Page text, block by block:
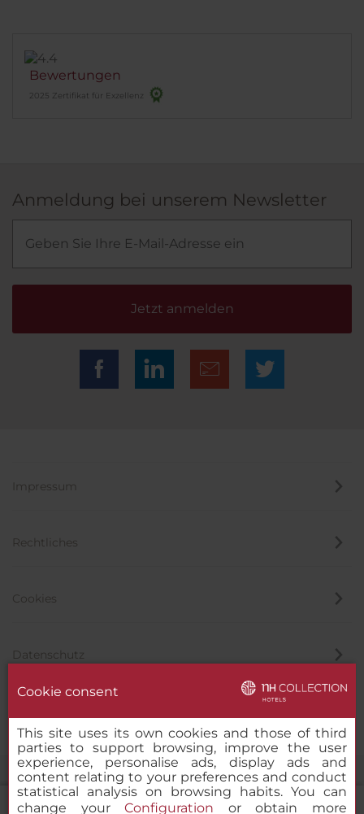
Bewertungen
2025 Zertifikat für Exzellenz
Anmeldung bei unserem Newsletter
Jetzt anmelden
Impressum
Rechtliches
Cookies
Datenschutz
Cookie consent
This site uses its own cookies and those of third
parties to support browsing, improve the user
experience, personalise ads, display ads and
content relating to your preferences and conduct
statistical analysis on browsing habits. You can
change yourConfiguration or obtain more